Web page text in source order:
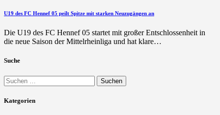
U19 des FC Hennef 05 peilt Spitze mit starken Neuzugängen an
Die U19 des FC Hennef 05 startet mit großer Entschlossenheit in
die neue Saison der Mittelrheinliga und hat klare…
Suche
Suchen
nach:
Kategorien